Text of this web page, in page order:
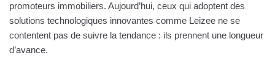
promoteurs immobiliers. Aujourd’hui, ceux qui adoptent des
solutions technologiques innovantes comme Leizee ne se
contentent pas de suivre la tendance : ils prennent une longueur
d’avance.